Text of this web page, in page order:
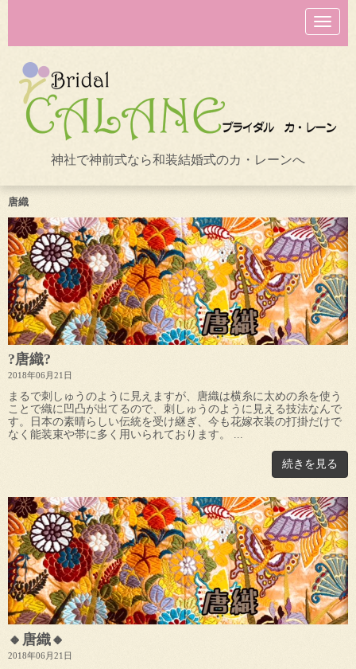
N
a
v
o
n
神社で神前式なら和装結婚式のカ・レーンへ
唐織
?唐織?
2018年06月21日
まるで刺しゅうのように見えますが、唐織は横糸に太めの糸を使う
ことで織に凹凸が出てるので、刺しゅうのように見える技法なんで
す。日本の素晴らしい伝統を受け継ぎ、今も花嫁衣装の打掛だけで
なく能装束や帯に多く用いられております。 ...
続きを見る
🔸唐織🔸
2018年06月21日